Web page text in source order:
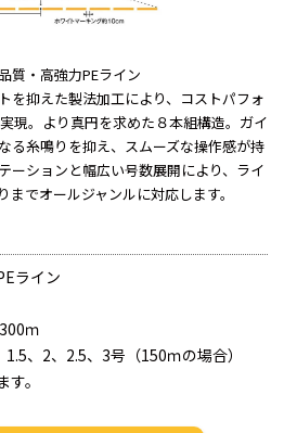
質・高強力PEライン
を抑えた製法加工により、コストパフォ
現。より真円を求めた８本組構造。ガイ
る糸鳴りを抑え、スムーズな操作感が持
ーションと幅広い号数展開により、ライ
までオールジャンルに対応します。
ライン
ｍ
、2、2.5、3号（150ｍの場合）
。